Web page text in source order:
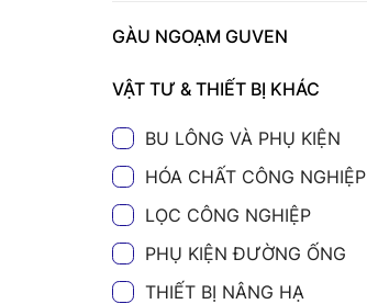
GÀU NGOẠM GUVEN
VẬT TƯ & THIẾT BỊ KHÁC
BU LÔNG VÀ PHỤ KIỆN
HÓA CHẤT CÔNG NGHIỆP
LỌC CÔNG NGHIỆP
PHỤ KIỆN ĐƯỜNG ỐNG
THIẾT BỊ NÂNG HẠ